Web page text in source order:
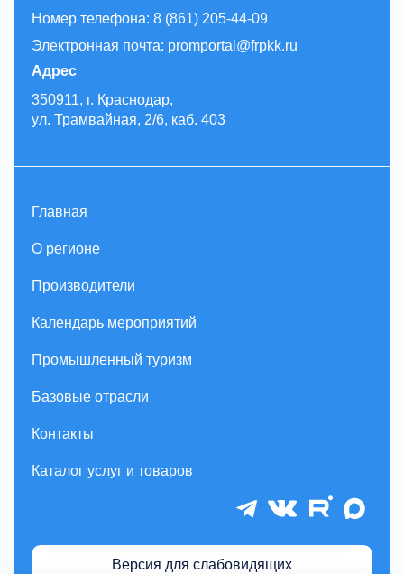
Номер телефона: 8 (861) 205-44-09
Электронная почта: promportal@frpkk.ru
Адрес
350911, г. Краснодар,
ул. Трамвайная, 2/6, каб. 403
Главная
О регионе
Производители
Календарь мероприятий
Промышленный туризм
Базовые отрасли
Контакты
Каталог услуг и товаров
Версия для слабовидящих